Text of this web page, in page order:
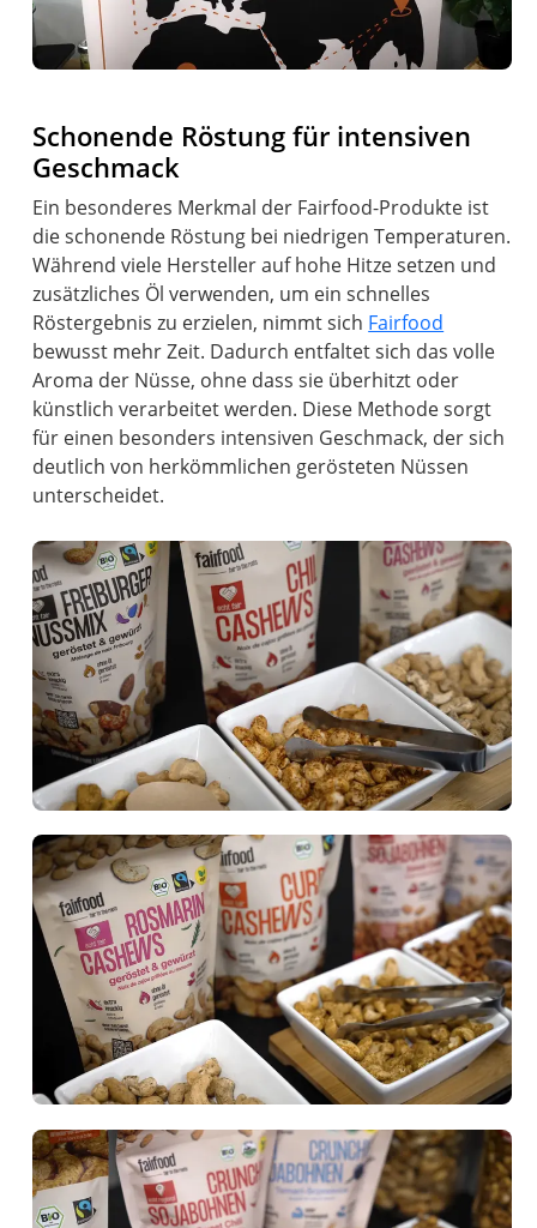
Schonende Röstung für intensiven
Geschmack
Ein besonderes Merkmal der Fairfood-Produkte ist
die schonende Röstung bei niedrigen Temperaturen.
Während viele Hersteller auf hohe Hitze setzen und
zusätzliches Öl verwenden, um ein schnelles
Röstergebnis zu erzielen, nimmt sich Fairfood
bewusst mehr Zeit. Dadurch entfaltet sich das volle
Aroma der Nüsse, ohne dass sie überhitzt oder
künstlich verarbeitet werden. Diese Methode sorgt
für einen besonders intensiven Geschmack, der sich
deutlich von herkömmlichen gerösteten Nüssen
unterscheidet.